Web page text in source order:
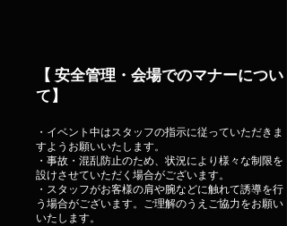
【 安全管理・会場でのマナーについ
て】
・イベント中はスタッフの指示に従っていただきま
すようお願いいたします。
・事故・混乱防止のため、状況により様々な制限を
設けさせていただく場合がございます。
・スタッフがお客様の肩や腕などに触れて誘導を行
う場合がございます。ご理解のうえご協力をお願い
いたします。